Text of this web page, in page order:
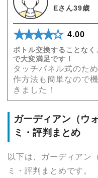
Eさん39歳
★★★★★
☆☆☆☆☆ 4.00
ボトル交換することな
で大変満足です！
タッチパネル式のた
作方法も簡単なので
きました！
ガーディアン（ウ
ミ・評判まとめ
以下は、ガーディアン
ミ・評判まとめです。